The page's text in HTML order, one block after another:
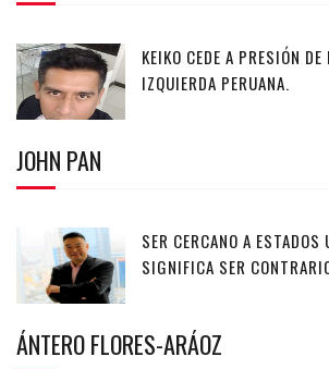
KEIKO CEDE A PRESIÓN
IZQUIERDA PERUANA.
JOHN PAN
SER CERCANO A ESTADOS
SIGNIFICA SER
ÁNTERO FLORES-ARÁOZ